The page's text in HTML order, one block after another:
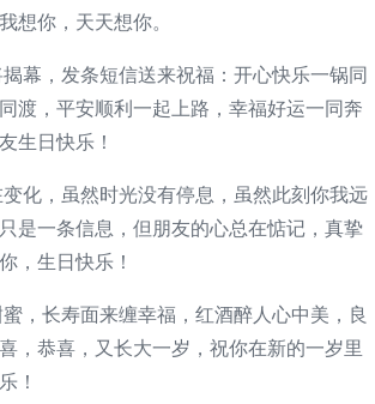
想你，天天想你。
幕，发条短信送来祝福：开心快乐一锅同
渡，平安顺利一起上路，幸福好运一同奔
生日快乐！
化，虽然时光没有停息，虽然此刻你我远
是一条信息，但朋友的心总在惦记，真挚
，生日快乐！
，长寿面来缠幸福，红酒醉人心中美，良
，恭喜，又长大一岁，祝你在新的一岁里
！